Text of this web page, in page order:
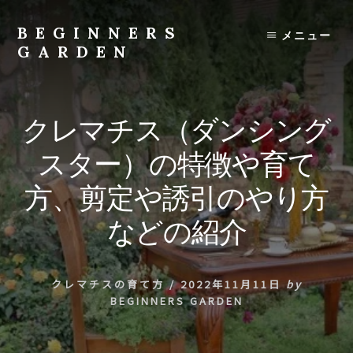
content
BEGINNERS
GARDEN
物
の
種
類
や
育
て
方
の
紹
介
を
行
い
メニュー
クレマチス（ダンシング
スター）の特徴や育て
方、剪定や誘引のやり方
などの紹介
クレマチスの育て方/ 2022年11月11日 by
BEGINNERS GARDEN